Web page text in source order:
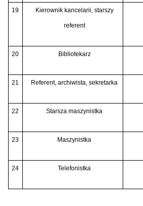
19 Kierownik kancelarii, starszy
referent
20 Bibliotekarz
21 Referent, archiwista, sekretarka
22 Starsza maszynistka
23 Maszynistka
24 Telefonistka